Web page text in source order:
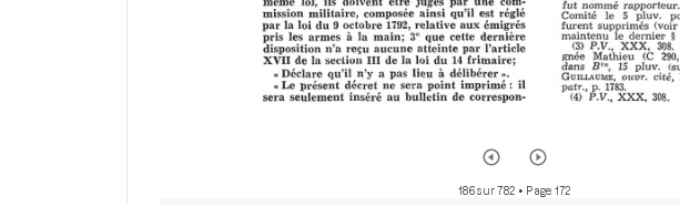
186 sur 782 • Page 172